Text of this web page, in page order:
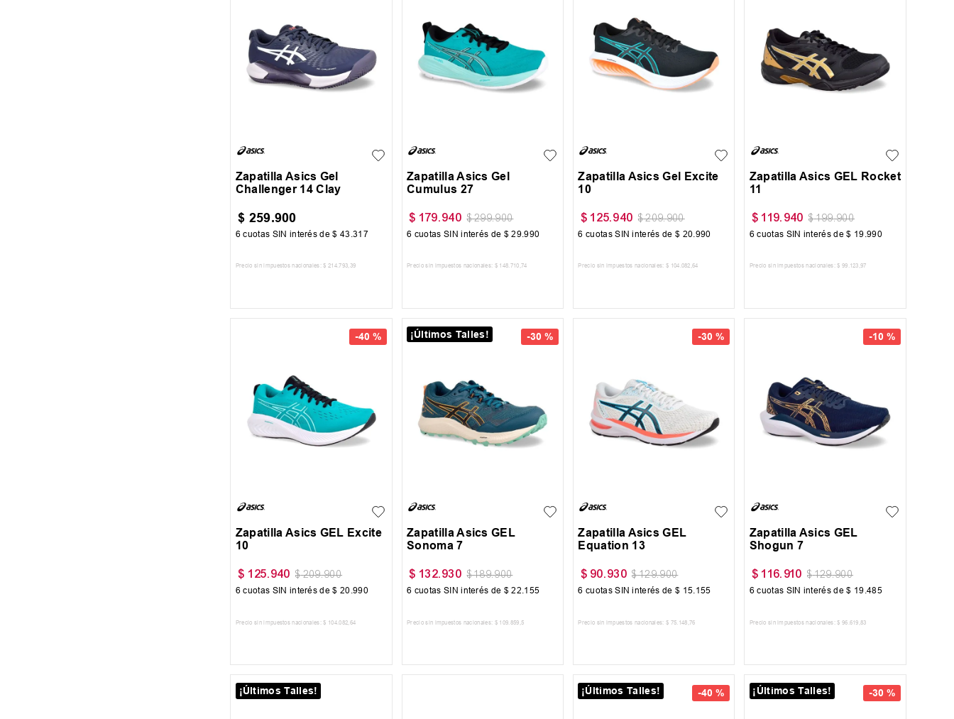
Zapatilla Asics Gel
Challenger 14 Clay
$ 259.900
6 cuotas SIN interés de$ 43 .317
Precio sin impuestos nacionales: $ 214.793,39
Zapatilla Asics Gel
Cumulus 27
$ 179.940 $ 299.900
6 cuotas SIN interés de $ 29 .990
Precio sin impuestos nacionales: $ 148.710 ,74
42.5
Zapatilla Asics Gel Excite
10
$ 125.940 $ 209.900
6 cuotas SIN interés de$ 20 990
Precio sin impuestos nacionales: $ 104 .082 ,64
Zapatilla Asics GEL Rocket
11
$ 119. 940 $ 199.900
6 cuotas SIN interés de$ 19 990
Precio sin impuestos nacionales: $ 99 .123 ,97
-40 %
42.5
Zapatilla Asics GEL Excite
10
$ 125.940 $ 209.900
6 cuotas SIN interés de$ 20 .990
Precio sin impuestos nacionales: $ 104.082 64
-30 %
¡Últimos Talles!
Zapatilla Asics GEL
Sonoma 7
$ 132.930 $ 189.900
6 cuotas SIN interés de $ 22.155
Precio sin impuestos nacionales: $ 109 859 5
-30 %
Zapatilla Asics GEL
Equation 13
$ 90.930 $ 129.900
6 cuotas SIN interés de$ 15.155
Precio sin impuestos nacionales: $ 75 148 76
-10 %
44
Zapatilla Asics GEL
Shogun 7
$ 116. 910 $ 129.900
6 cuotas SIN interés de$ 19.485
Precio sin impuestos nacionales: $ 96 619 ,83
¡Últimos Talles! -40 %
¡Últimos Talles! -30 %
¡Últimos Talles!